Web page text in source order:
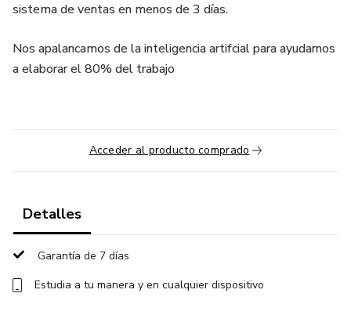
sistema de ventas en menos de 3 días.
Nos apalancamos de la inteligencia artifcial para ayudarnos
a elaborar el 80% del trabajo
Acceder al producto comprado
Detalles
Garantía de 7 días
Estudia a tu manera y en cualquier dispositivo